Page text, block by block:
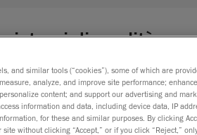
di qualità
and similar tools (“cookies”), some of which are
analyze, and improve site performance;
content; and support our advertising and
information and data, including device data, IP
for these and similar purposes. By clicking
without clicking “Accept,” or if you click “Reject,”